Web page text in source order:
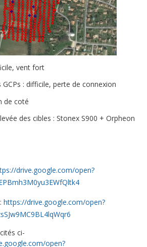
vent fort
: difficile, perte de connexion
de coté
des cibles : Stonex S900 + Orpheon
drive.google.com/open?
https://drive.google.com/open?
ci-
open?